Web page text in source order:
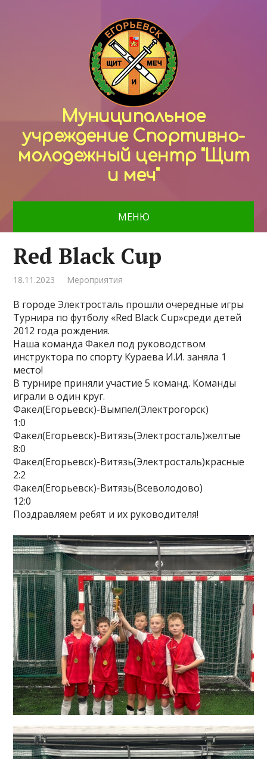
Муниципальное
учреждение Спортивно-
молодежный центр "Щит
и меч"
МЕНЮ
Red Black Cup
18.11.2023 Мероприятия
В городе Электросталь прошли очередные игры
Турнира по футболу «Red Black Cup»среди детей
2012 года рождения.
Наша команда Факел под руководством
инструктора по спорту Кураева И.И. заняла 1
место!
В турнире приняли участие 5 команд. Команды
играли в один круг.
Факел(Егорьевск)-Вымпел(Электрогорск)
1:0
Факел(Егорьевск)-Витязь(Электросталь)желтые
8:0
Факел(Егорьевск)-Витязь(Электросталь)красные
2:2
Факел(Егорьевск)-Витязь(Всеволодово)
12:0
Поздравляем ребят и их руководителя!